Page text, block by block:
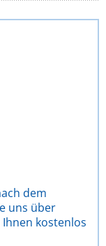
dem
uns über
kostenlos